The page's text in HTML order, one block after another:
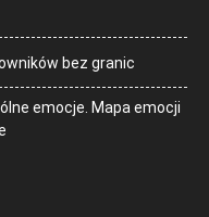
bez granic
emocje. Mapa emocji